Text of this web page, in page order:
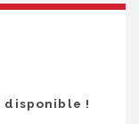
disponible !